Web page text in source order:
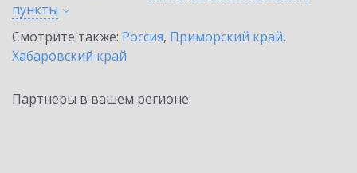
пункты
Смотрите также: Россия, Приморский край,
Хабаровский край
Партнеры в вашем регионе: